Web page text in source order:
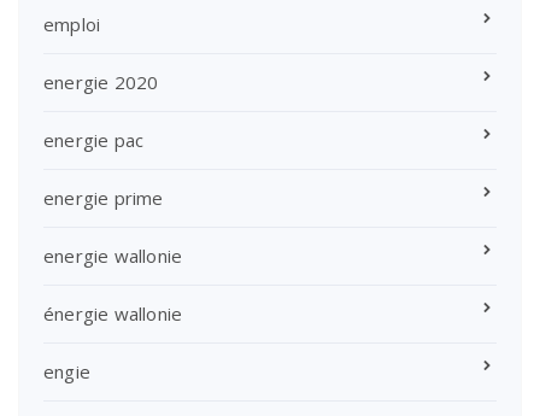
emploi
energie 2020
energie pac
energie prime
energie wallonie
énergie wallonie
engie